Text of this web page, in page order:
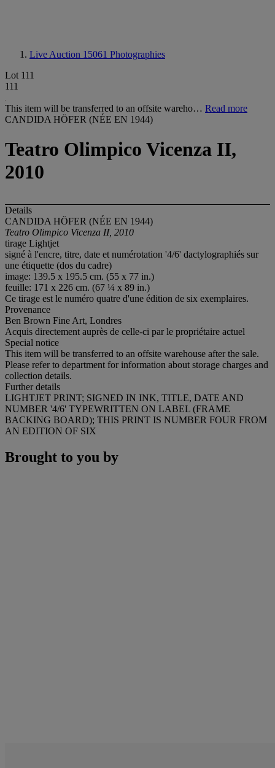
Live Auction 15061 Photographies
Lot 111
111
This item will be transferred to an offsite wareho… Read more
CANDIDA HÖFER (NÉE EN 1944)
Teatro Olimpico Vicenza II,
2010
Details
CANDIDA HÖFER (NÉE EN 1944)
Teatro Olimpico Vicenza II, 2010
tirage Lightjet
signé à l'encre, titre, date et numérotation '4/6' dactylographiés sur
une étiquette (dos du cadre)
image: 139.5 x 195.5 cm. (55 x 77 in.)
feuille: 171 x 226 cm. (67 ¼ x 89 in.)
Ce tirage est le numéro quatre d'une édition de six exemplaires.
Provenance
Ben Brown Fine Art, Londres
Acquis directement auprès de celle-ci par le propriétaire actuel
Special notice
This item will be transferred to an offsite warehouse after the sale.
Please refer to department for information about storage charges and
collection details.
Further details
LIGHTJET PRINT; SIGNED IN INK, TITLE, DATE AND
NUMBER '4/6' TYPEWRITTEN ON LABEL (FRAME
BACKING BOARD); THIS PRINT IS NUMBER FOUR FROM
AN EDITION OF SIX
Brought to you by